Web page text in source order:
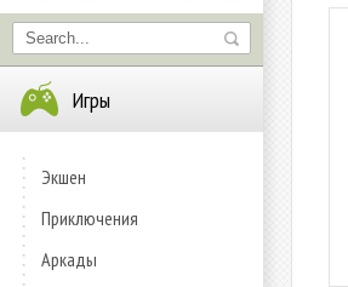
Игры
Экшен
Приключения
Аркады